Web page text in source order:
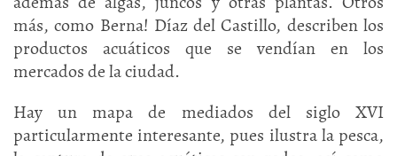
más, como Berna! Díaz del Castillo, describen los
productos acuáticos que se vendían en los
mercados de la ciudad.
Hay un mapa de mediados del siglo XVI
particularmente interesante, pues ilustra la pesca,